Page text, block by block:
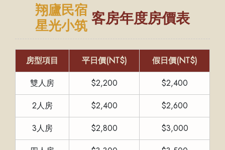
翔廬民宿
星光小筑 客房年度房價表
房型項目 平日價(NT$)
假日價(NT$)
雙人房
$2,200
$2,400
2人房
$2,400
$2,600
3人房
$2,800
$3,000